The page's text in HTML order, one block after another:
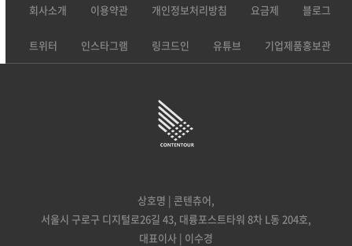
회사소개 이용약관 개인정보처리방침 요금제 블로그
트위터 인스타그램 링크드인 유튜브 기업제품홍보관
상호명 | 콘텐츄어,
서울시 구로구 디지털로26길 43, 대륭포스트타워 8차 L동 204호,
대표이사 | 이수경